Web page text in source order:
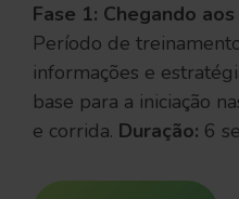
Fase 1: Chegando
Período de
informações e
base para a iniciação
e corrida. Duração: 6